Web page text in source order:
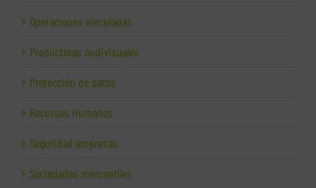
Operaciones vinculadas
Productoras audivisuales
Protección de datos
Recursos Humanos
Seguridad empresas
Sociedades mercantiles